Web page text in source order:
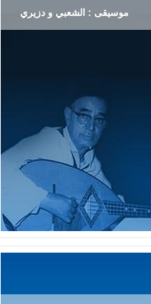
موسيقى : الشعبي و دزيري